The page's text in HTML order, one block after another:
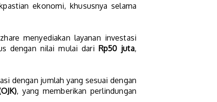
ekonomi, khususnya selama
menyediakan layanan investasi
dengan nilai mulai dari Rp50 juta,
dengan jumlah yang sesuai dengan
, yang memberikan perlindungan